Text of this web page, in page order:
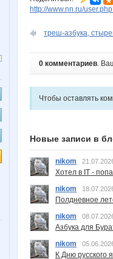
http://www.nn.ru/
треш-азбука,
0 комментариев.
Чтобы оставлять
Новые записи в
nikom
Хотел в IT -
nikom
Полдневное
nikom
Азбука для
nikom
К Дню русского